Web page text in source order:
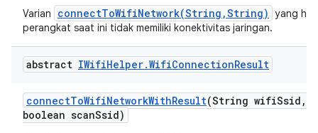
Varian connectToWifiNetwork(String,String) yang
perangkat saat ini tidak memiliki konektivitas jaringan.
abstract IWifiHelper.WifiConnectionResult
connectToWifiNetworkWithResult(String wifiSsid ,
boolean scanSsid)